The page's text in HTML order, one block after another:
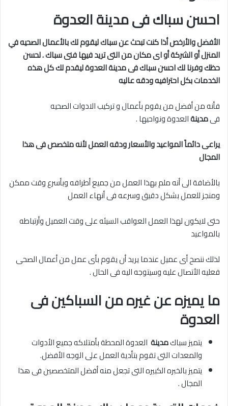
احسن سباك فى مدينة العدوة
الأفضل والأرخص أذا كنت تبحث عن سباك ليقوم لك بالأعمال الصحيه في
المنزل أو الشركة أو اى مكان من التى تريد فيها فنى سباك . لحسن
حظك وفرنا لك احسن سباك فى مدينةالعدوة ليقدم لك كل هذه
الخدمات بكل احترافيه ودقه عاليه
فأنه من أفضل من يقوم بأعمال و تركيب الادوات الصحيه
فىمدينةالعدوة ونواحيها .
يراعى دائماً المواعيد والأسعار ودقه العمل لأنه متخصص فى هذا
المجال
بالأضافة الى أنه ملم بهذا العمل من جميع أطرافه وبأسرع وقت ممكن
ومنجز للعمل بشكل دقيق وسرعه فى أنهاء العمل
حتى لايكون لهذا العمل العواقب السيئه على وقت العميل وأرتباطه
بالمواعيد
لذلك ننصح أى عميل عندما يريد أن يقوم بأى عمل من أعمال الصحى
فعليه الأتصال عليه وسيتوجه اليه فى الحال .
ما يميزه عن غيره من السباكين فى
العدوة
يتميز سباكمدينة العدوة المحطة بأمتلاكه جميع الأدوات
والمعدات التى تقوم بتأدية العمل على الوجه الأفضل.
يتميز بالخبره الكبيره التى تجعل منه أفضل المتخصصين فى هذا
المجال .